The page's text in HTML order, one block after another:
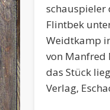
schauspieler
Flintbek
Weidtkamp
von Manfred
das Stück
Verlag,